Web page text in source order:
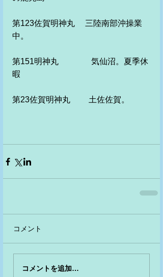
第123佐賀明神丸　 三陸南部沖操業
中。
第151明神丸　　　　気仙沼。夏季休
暇
第23佐賀明神丸　　 土佐佐賀。
コメント
コメントを追加…